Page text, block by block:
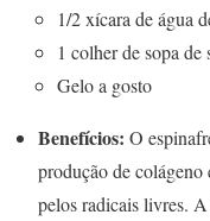
1/2 xícara de água
1 colher de sopa de
Gelo a gosto
Benefícios: O
produção de colágeno
pelos radicais livres.